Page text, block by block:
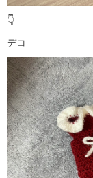
👇
デコ